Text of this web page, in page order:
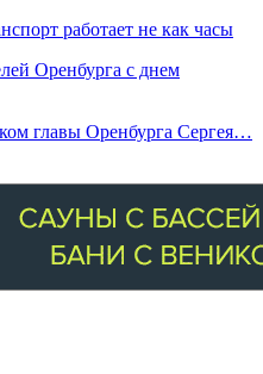
работает не как часы
Оренбурга с днем
главы Оренбурга Сергея…